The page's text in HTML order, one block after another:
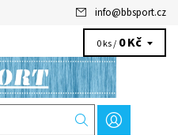
info@bbsport.cz
0 ks / 0 Kč